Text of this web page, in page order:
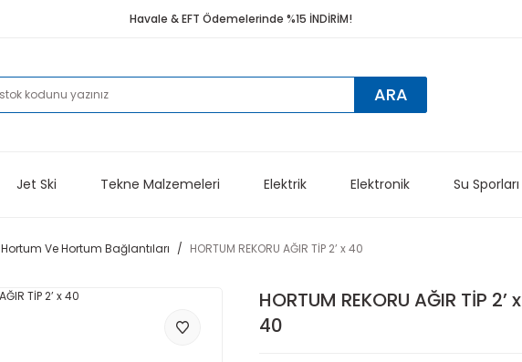
Havale & EFT Ödemelerinde %15 İNDİRİM!
ARA
Jet Ski Tekne Malzemeleri Elektrik Elektronik Su Sporları
Hortum Ve Hortum Bağlantıları HORTUM REKORU AĞIR TİP 2’ x 40
HORTUM REKORU AĞIR TİP 2’ x
40